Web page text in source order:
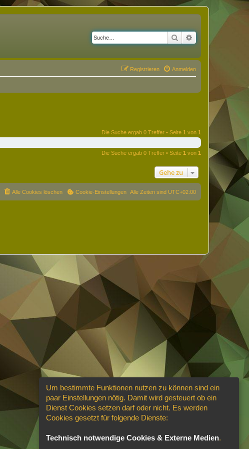
Suche Erweiterte Suche
Anmelden
Registrieren
Die Suche ergab 0 Treffer • Seite 1 von 1
Die Suche ergab 0 Treffer • Seite 1 von 1
Gehe zu
Alle Zeiten sind UTC+02:00
Cookie-Einstellungen
Alle Cookies löschen
Um bestimmte Funktionen nutzen zu können sind ein
paar Einstellungen nötig. Damit wird gesteuert ob ein
Dienst Cookies setzen darf oder nicht. Es werden
Cookies gesetzt für folgende Dienste:
Technisch notwendige Cookies & Externe Medien.